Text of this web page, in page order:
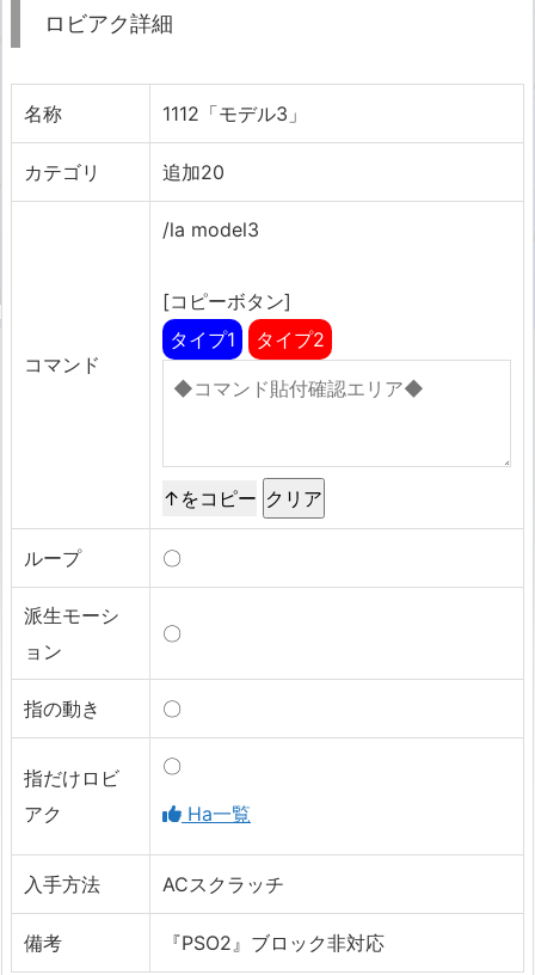
ロビアク詳細
名称 1112「モデル3」
カテゴリ 追加20
コマンド
/la model3
[コピーボタン]
タイプ1
タイプ2
↑をコピー
ループ 〇
派生モーシ
ョン
〇
指の動き 〇
指だけロビ
アク
〇
Ha一覧
入手方法 ACスクラッチ
備考 『PSO2』ブロック非対応